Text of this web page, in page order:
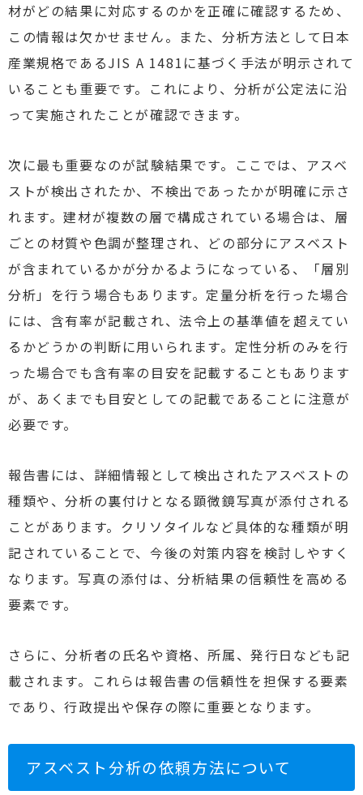
材がどの結果に対応するのかを正確に確認するため、
この情報は欠かせません。また、分析方法として日本
産業規格であるJIS A 1481に基づく手法が明示されて
いることも重要です。これにより、分析が公定法に沿
って実施されたことが確認できます。
次に最も重要なのが試験結果です。ここでは、アスベ
ストが検出されたか、不検出であったかが明確に示さ
れます。建材が複数の層で構成されている場合は、層
ごとの材質や色調が整理され、どの部分にアスベスト
が含まれているかが分かるようになっている、「層別
分析」を行う場合もあります。定量分析を行った場合
には、含有率が記載され、法令上の基準値を超えてい
るかどうかの判断に用いられます。定性分析のみを行
った場合でも含有率の目安を記載することもあります
が、あくまでも目安としての記載であることに注意が
必要です。
報告書には、詳細情報として検出されたアスベストの
種類や、分析の裏付けとなる顕微鏡写真が添付される
ことがあります。クリソタイルなど具体的な種類が明
記されていることで、今後の対策内容を検討しやすく
なります。写真の添付は、分析結果の信頼性を高める
要素です。
さらに、分析者の氏名や資格、所属、発行日なども記
載されます。これらは報告書の信頼性を担保する要素
であり、行政提出や保存の際に重要となります。
アスベスト分析の依頼方法について